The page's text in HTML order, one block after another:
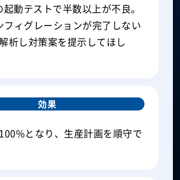
動テストで半数以上が不良。
フィグレーションが完了しない
析し対策案を提示してほし
効果
となり、生産計画を順守で